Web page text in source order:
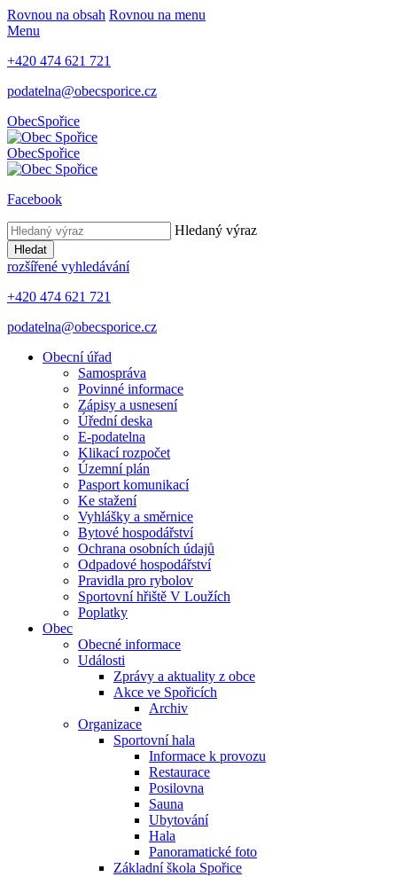
Rovnou na obsah Rovnou na menu
Menu
+420 474 621 721
podatelna@obecsporice.cz
ObecSpořice
ObecSpořice
Facebook
Hledaný výraz
Hledat
rozšířené vyhledávání
+420 474 621 721
podatelna@obecsporice.cz
Obecní úřad
Samospráva
Povinné informace
Zápisy a usnesení
Úřední deska
E-podatelna
Klikací rozpočet
Územní plán
Pasport komunikací
Ke stažení
Vyhlášky a směrnice
Bytové hospodářství
Ochrana osobních údajů
Odpadové hospodářství
Pravidla pro rybolov
Sportovní hřiště V Loužích
Poplatky
Obec
Obecné informace
Události
Zprávy a aktuality z obce
Akce ve Spořicích
Archiv
Organizace
Sportovní hala
Informace k provozu
Restaurace
Posilovna
Sauna
Ubytování
Hala
Panoramatické foto
Základní škola Spořice